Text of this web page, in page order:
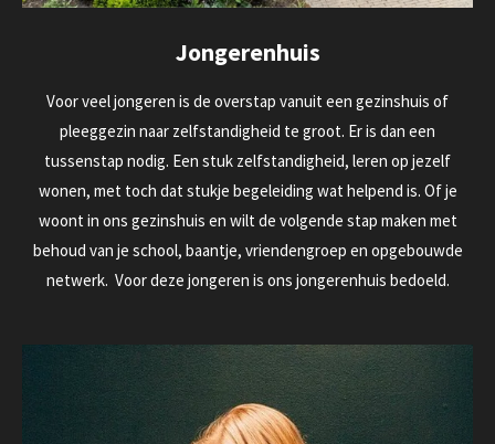
Jongerenhuis
Voor veel jongeren is de overstap vanuit een gezinshuis of
pleeggezin naar zelfstandigheid te groot. Er is dan een
tussenstap nodig. Een stuk zelfstandigheid, leren op jezelf
wonen, met toch dat stukje begeleiding wat helpend is. Of je
woont in ons gezinshuis en wilt de volgende stap maken met
behoud van je school, baantje, vriendengroep en opgebouwde
netwerk. Voor deze jongeren is ons jongerenhuis bedoeld.